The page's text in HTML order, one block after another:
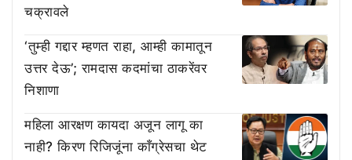
चक्रावले
‘तुम्ही गद्दार म्हणत राहा, आम्ही कामातून
उत्तर देऊ’; रामदास कदमांचा ठाकरेंवर
निशाणा
महिला आरक्षण कायदा अजून लागू का
नाही? किरण रिजिजूंना काँग्रेसचा थेट